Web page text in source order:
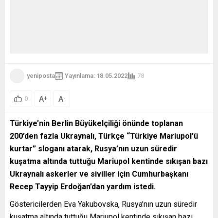
yeniposta Yayınlama: 18.05.2022 78
0 A+ A-
Türkiye’nin Berlin Büyükelçiliği önünde toplanan
200’den fazla Ukraynalı, Türkçe “Türkiye Mariupol’ü
kurtar” sloganı atarak, Rusya’nın uzun süredir
kuşatma altında tuttuğu Mariupol kentinde sıkışan bazı
Ukraynalı askerler ve siviller için Cumhurbaşkanı
Recep Tayyip Erdoğan’dan yardım istedi.
Göstericilerden Eva Yakubovska, Rusya’nın uzun süredir